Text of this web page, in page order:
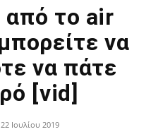
από το air
να
να πάτε
[vid]
22 Ιουλίου 2019